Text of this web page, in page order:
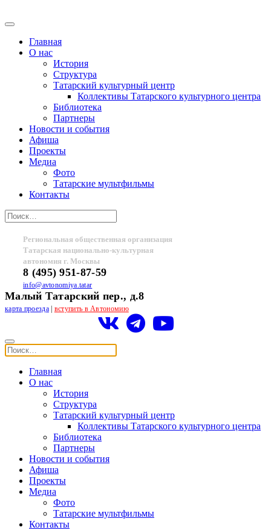
Главная
О нас
История
Структура
Татарский культурный центр
Коллективы Татарского культурного центра
Библиотека
Партнеры
Новости и события
Афиша
Проекты
Медиа
Фото
Татарские мультфильмы
Контакты
Региональная общественная организация
Татарская национально-культурная
автономия г. Москвы
8 (495) 951-87-59
info@avtonomiya.tatar
Малый Татарский пер., д.8
карта проезда| вступить в Автономию
Главная
О нас
История
Структура
Татарский культурный центр
Коллективы Татарского культурного центра
Библиотека
Партнеры
Новости и события
Афиша
Проекты
Медиа
Фото
Татарские мультфильмы
Контакты